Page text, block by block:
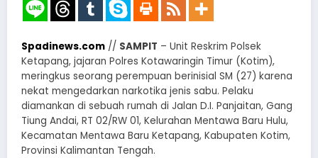
Spadinews.com // SAMPIT – Unit Reskrim Polsek
Ketapang, jajaran Polres Kotawaringin Timur (Kotim),
meringkus seorang perempuan berinisial SM (27) karena
nekat mengedarkan narkotika jenis sabu. Pelaku
diamankan di sebuah rumah di Jalan D.I. Panjaitan, Gang
Tiung Andai, RT 02/RW 01, Kelurahan Mentawa Baru Hulu,
Kecamatan Mentawa Baru Ketapang, Kabupaten Kotim,
Provinsi Kalimantan Tengah.